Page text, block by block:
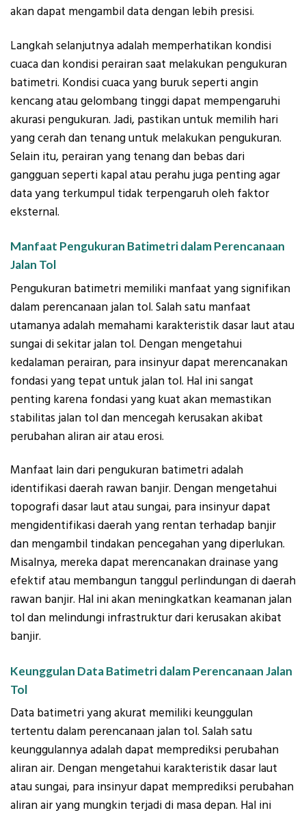
akan dapat mengambil data dengan lebih presisi.
Langkah selanjutnya adalah memperhatikan kondisi
cuaca dan kondisi perairan saat melakukan pengukuran
batimetri. Kondisi cuaca yang buruk seperti angin
kencang atau gelombang tinggi dapat mempengaruhi
akurasi pengukuran. Jadi, pastikan untuk memilih hari
yang cerah dan tenang untuk melakukan pengukuran.
Selain itu, perairan yang tenang dan bebas dari
gangguan seperti kapal atau perahu juga penting agar
data yang terkumpul tidak terpengaruh oleh faktor
eksternal.
Manfaat Pengukuran Batimetri dalam Perencanaan
Jalan Tol
Pengukuran batimetri memiliki manfaat yang signifikan
dalam perencanaan jalan tol. Salah satu manfaat
utamanya adalah memahami karakteristik dasar laut atau
sungai di sekitar jalan tol. Dengan mengetahui
kedalaman perairan, para insinyur dapat merencanakan
fondasi yang tepat untuk jalan tol. Hal ini sangat
penting karena fondasi yang kuat akan memastikan
stabilitas jalan tol dan mencegah kerusakan akibat
perubahan aliran air atau erosi.
Manfaat lain dari pengukuran batimetri adalah
identifikasi daerah rawan banjir. Dengan mengetahui
topografi dasar laut atau sungai, para insinyur dapat
mengidentifikasi daerah yang rentan terhadap banjir
dan mengambil tindakan pencegahan yang diperlukan.
Misalnya, mereka dapat merencanakan drainase yang
efektif atau membangun tanggul perlindungan di daerah
rawan banjir. Hal ini akan meningkatkan keamanan jalan
tol dan melindungi infrastruktur dari kerusakan akibat
banjir.
Keunggulan Data Batimetri dalam Perencanaan Jalan
Tol
Data batimetri yang akurat memiliki keunggulan
tertentu dalam perencanaan jalan tol. Salah satu
keunggulannya adalah dapat memprediksi perubahan
aliran air. Dengan mengetahui karakteristik dasar laut
atau sungai, para insinyur dapat memprediksi perubahan
aliran air yang mungkin terjadi di masa depan. Hal ini